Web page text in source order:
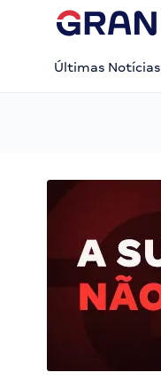
Últimas Notícias